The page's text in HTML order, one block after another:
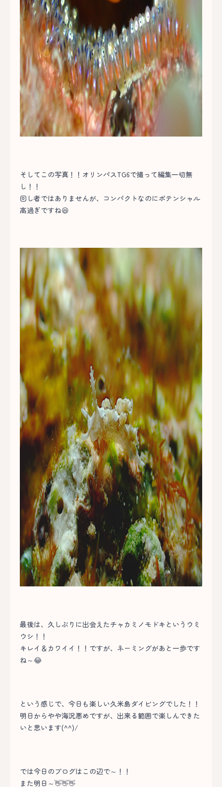
そしてこの写真！！オリンパスTG6で撮って編集一切無
し！！
回し者ではありませんが、コンパクトなのにポテンシャル
高過ぎですね😆
最後は、久しぶりに出会えたチャカミノモドキというウミ
ウシ！！
キレイ＆カワイイ！！ですが、ネーミングがあと一歩です
ね～😂
という感じで、今日も楽しい久米島ダイビングでした！！
明日からやや海況悪めですが、出来る範囲で楽しんできた
いと思います(^^)/
では今日のブログはこの辺で～！！
また明日～👋👋👋